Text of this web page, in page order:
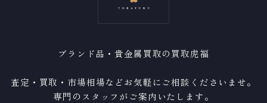
ブランド品・貴金属買取の買取虎福
査定・買取・市場相場などお気軽にご相談くださいませ。
専門のスタッフがご案内いたします。